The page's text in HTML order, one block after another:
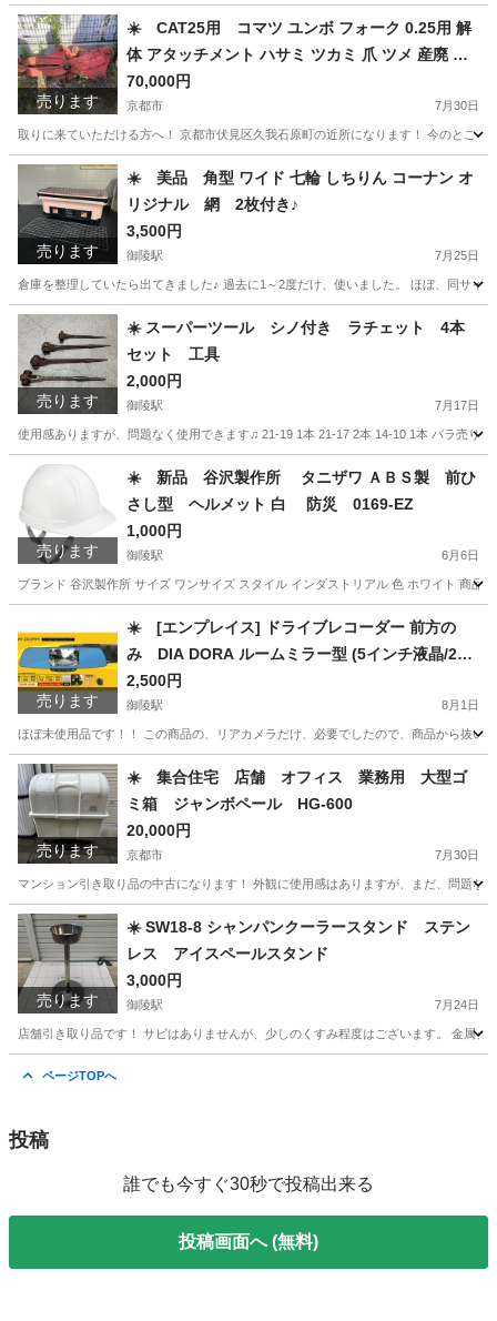
京都 京都市 パソコン
売ります
☀️ CAT25用 コマツ ユンボ フォーク 0.25用 解
体 アタッチメント ハサミ ツカミ 爪 ツメ 産廃 重
機 建機
70,000円
京都市 7月30日
取りに来ていただける方へ！ 京都市伏見区久我石原町の近所になります！ 今のとこ
京都 京都市 その他
売ります
☀️ 美品 角型 ワイド 七輪 しちりん コーナン オ
リジナル 網 2枚付き♪
3,500円
御陵駅 7月25日
倉庫を整理していたら出てきました♪ 過去に1～2度だけ、使いました。 ほぼ、同サイ
京都 京都市
売ります
☀️ スーパーツール シノ付き ラチェット 4本
セット 工具
2,000円
御陵駅 7月17日
使用感ありますが、問題なく使用できます♫ 21-19 1本 21-17 2本 14-10 1本 バラ売り
京都 京都市 御陵駅 その他 スーパーツール
売ります
☀️ 新品 谷沢製作所 タニザワ ＡＢＳ製 前ひ
さし型 ヘルメット 白 防災 0169-EZ
1,000円
御陵駅 6月6日
ブランド 谷沢製作所 サイズ ワンサイズ スタイル インダストリアル 色 ホワイト 商
その他 ヘルメット
売ります
☀️ [エンプレイス] ドライブレコーダー 前方の
み DIA DORA ルームミラー型 (5インチ液晶/200
万画素/Gセンサー搭載) 8GB microSDカード付属
NDR-RC177M
2,500円
御陵駅 8月1日
ほぼ未使用品です！！ この商品の、リアカメラだけ、必要でしたので、商品から抜
京都 京都市 御陵駅 セーフティ、チャイルドシート 8GB
売ります
☀️ 集合住宅 店舗 オフィス 業務用 大型ゴ
ミ箱 ジャンボペール HG-600
20,000円
京都市 7月30日
マンション引き取り品の中古になります！ 外観に使用感はありますが、まだ、問題
京都 京都市
売ります
☀️ SW18-8 シャンパンクーラースタンド ステン
レス アイスペールスタンド
3,000円
御陵駅 7月24日
店舗引き取り品です！ サビはありませんが、少しのくすみ程度はございます。 金属
ページTOPへ
投稿
誰でも今すぐ30秒で投稿出来る
投稿画面へ (無料)